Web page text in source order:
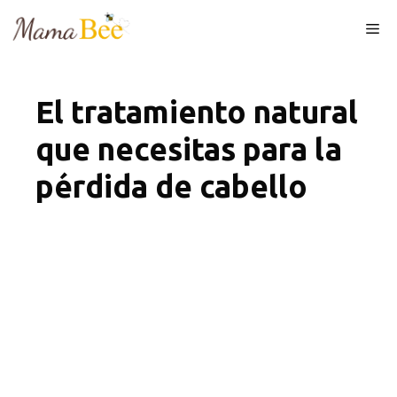
El tratamiento natural
que necesitas para la
pérdida de cabello